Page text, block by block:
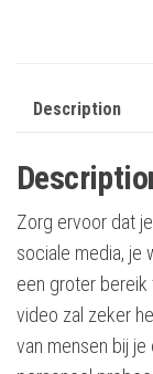
Description
Zorg ervoor dat
sociale media, je
een groter
video zal zeker
van mensen bij